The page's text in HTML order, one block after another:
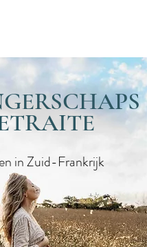
in Zuid-Frankrijk